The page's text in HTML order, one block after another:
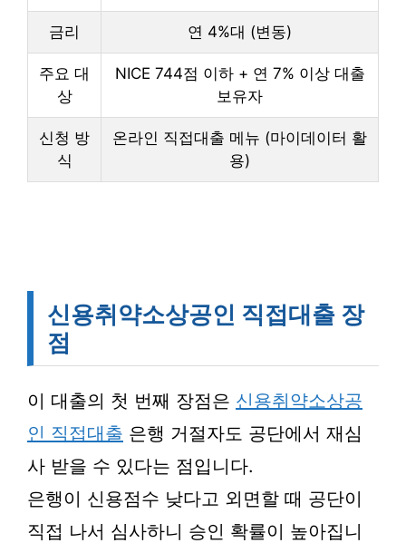
금리 연 4%대 (변동)
주요 대
상
NICE 744점 이하 + 연 7% 이상 대출
보유자
신청 방
식
온라인 직접대출 메뉴 (마이데이터 활
용)
신용취약소상공인 직접대출 장
점
이 대출의 첫 번째 장점은 신용취약소상공
인 직접대출 은행 거절자도 공단에서 재심
사 받을 수 있다는 점입니다.
은행이 신용점수 낮다고 외면할 때 공단이
직접 나서 심사하니 승인 확률이 높아집니